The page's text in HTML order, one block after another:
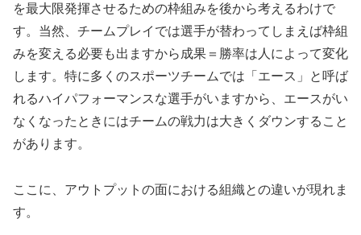
を最大限発揮させるための枠組みを後から考えるわけで
す。当然、チームプレイでは選手が替わってしまえば枠組
みを変える必要も出ますから成果＝勝率は人によって変化
します。特に多くのスポーツチームでは「エース」と呼ば
れるハイパフォーマンスな選手がいますから、エースがい
なくなったときにはチームの戦力は大きくダウンすること
があります。
ここに、アウトプットの面における組織との違いが現れま
す。